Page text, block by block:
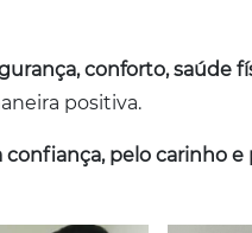
conforto, saúde
positiva.
pelo carinho e